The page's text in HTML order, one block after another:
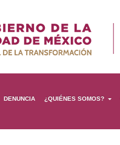
DENUNCIA ¿QUIÉNES SOMOS?